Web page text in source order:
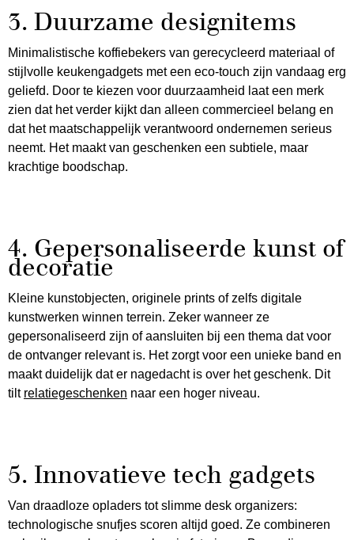
3. Duurzame designitems
Minimalistische koffiebekers van gerecycleerd materiaal of
stijlvolle keukengadgets met een eco-touch zijn vandaag erg
geliefd. Door te kiezen voor duurzaamheid laat een merk
zien dat het verder kijkt dan alleen commercieel belang en
dat het maatschappelijk verantwoord ondernemen serieus
neemt. Het maakt van geschenken een subtiele, maar
krachtige boodschap.
4. Gepersonaliseerde kunst of
decoratie
Kleine kunstobjecten, originele prints of zelfs digitale
kunstwerken winnen terrein. Zeker wanneer ze
gepersonaliseerd zijn of aansluiten bij een thema dat voor
de ontvanger relevant is. Het zorgt voor een unieke band en
maakt duidelijk dat er nagedacht is over het geschenk. Dit
tilt relatiegeschenken naar een hoger niveau.
5. Innovatieve tech gadgets
Van draadloze opladers tot slimme desk organizers:
technologische snufjes scoren altijd goed. Ze combineren